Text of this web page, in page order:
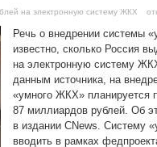
на электронную систему ЖКХ
Речь о внедрении системы
известно, сколько Россия
на электронную систему
данным источника, на
«умного ЖКХ» планируется
87 миллиардов рублей. Об
в издании CNews. Систему
вводить в рамках